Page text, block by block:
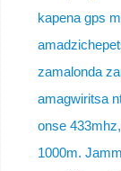
kapena gps
zamalonda
amagwiritsa
onse
1000m.